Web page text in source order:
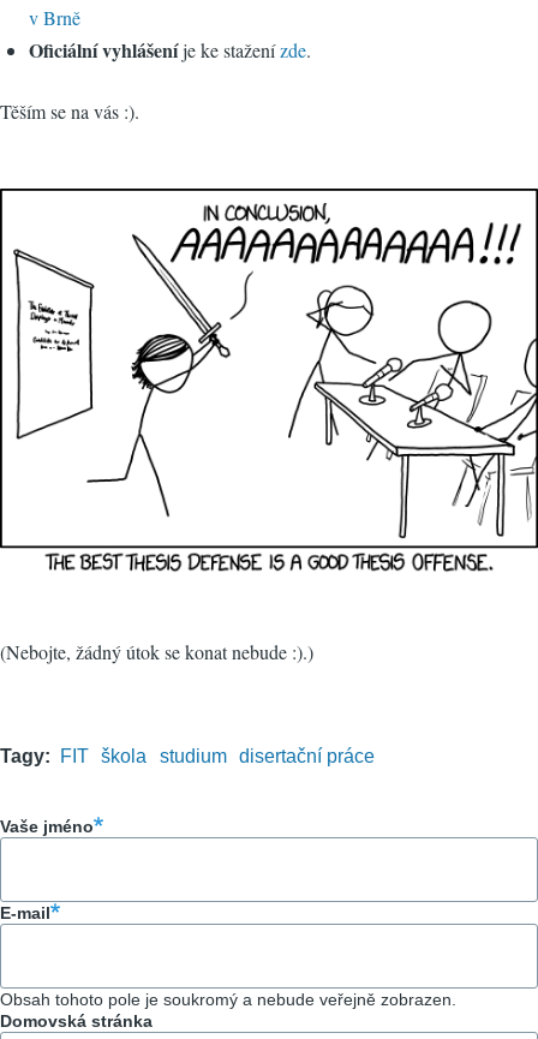
v Brně
Oficiální vyhlášeníje ke staženízde.
Těším se na vás :).
(Nebojte, žádný útok se konat nebude :).)
Tagy FIT škola studium disertační práce
Vaše jméno
E-mail
Obsah tohoto pole je soukromý a nebude veřejně zobrazen.
Domovská stránka